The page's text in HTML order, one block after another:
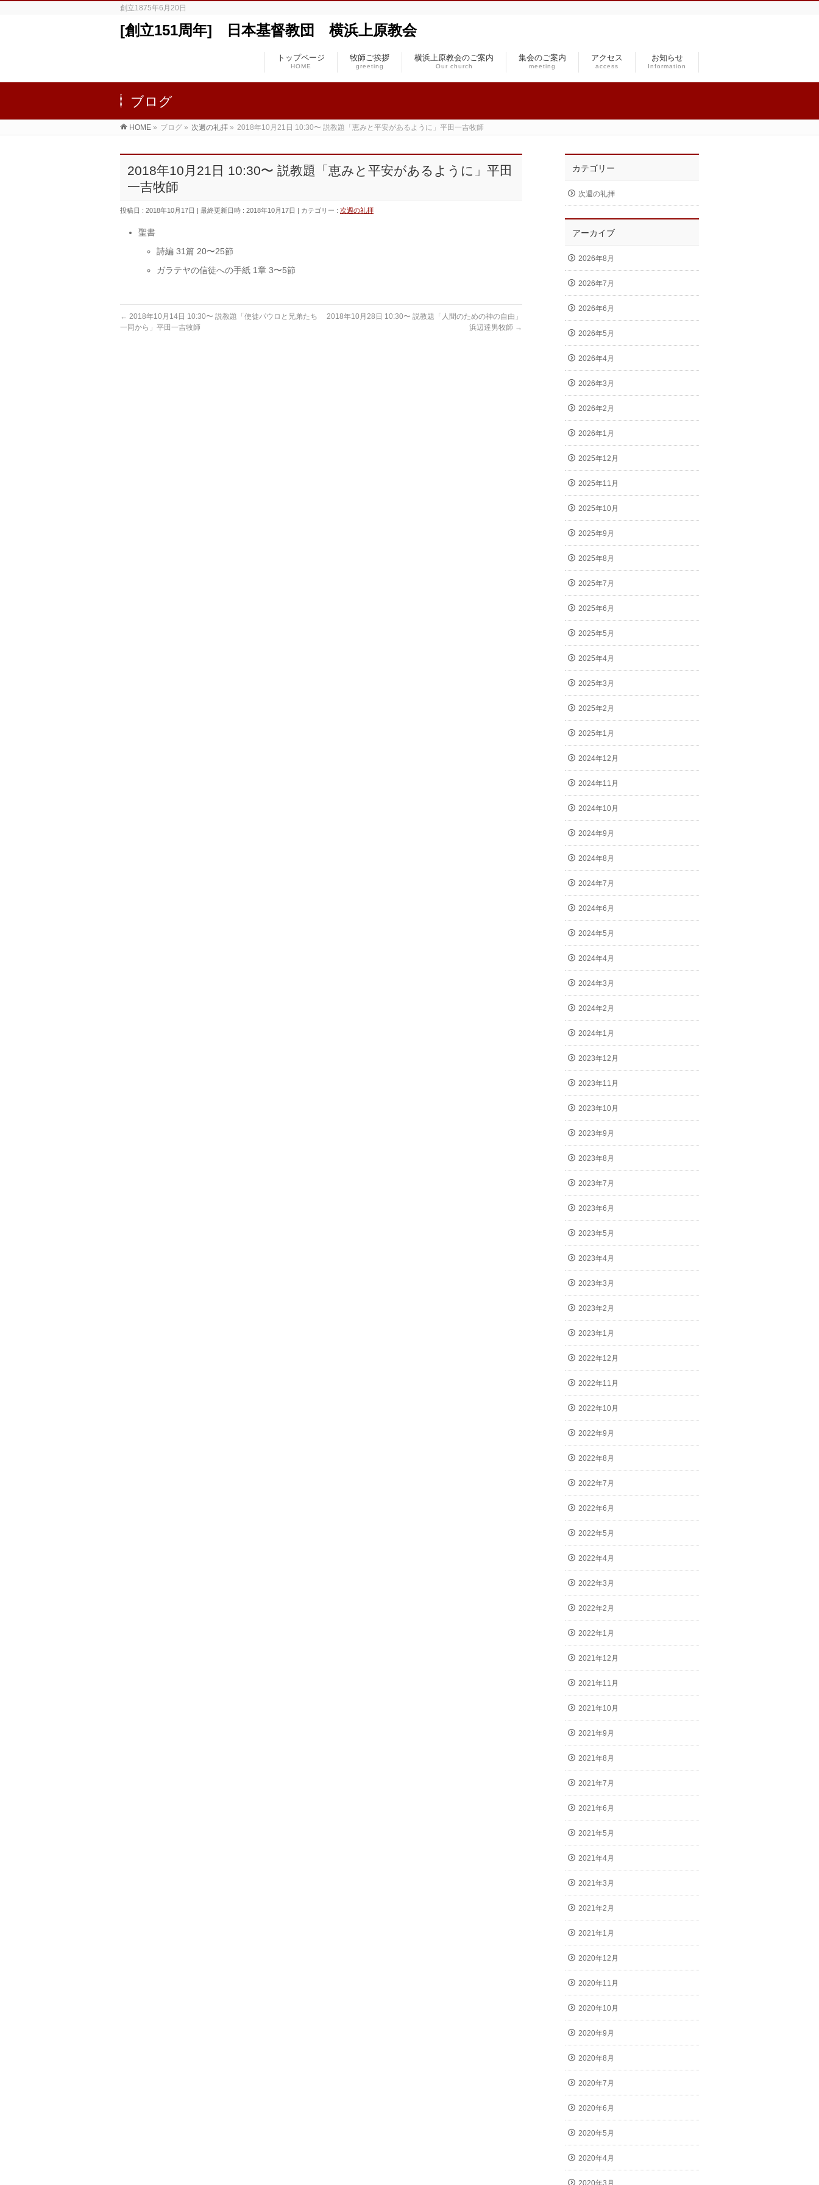
創立1875年6月20日
[創立151周年] 日本基督教団 横浜上原教会
トップページ
HOME
牧師ご挨拶
greeting
横浜上原教会のご案内
Our church
集会のご案内
meeting
アクセス
access
お知らせ
Information
ブログ
HOME » ブログ » 次週の礼拝 » 2018年10月21日 10:30〜 説教題「恵みと平安があるように」平田一吉牧師
2018年10月21日 10:30〜 説教題「恵みと平安があるように」平田
一吉牧師
投稿日 : 2018年10月17日 最終更新日時 : 2018年10月17日 カテゴリー : 次週の礼拝
聖書
詩編 31篇 20〜25節
ガラテヤの信徒への手紙 1章 3〜5節
← 2018年10月14日 10:30〜 説教題「使徒パウロと兄弟たち
一同から」平田一吉牧師
2018年10月28日 10:30〜 説教題「人間のための神の自由」
浜辺達男牧師 →
カテゴリー
次週の礼拝
アーカイブ
2026年8月
2026年7月
2026年6月
2026年5月
2026年4月
2026年3月
2026年2月
2026年1月
2025年12月
2025年11月
2025年10月
2025年9月
2025年8月
2025年7月
2025年6月
2025年5月
2025年4月
2025年3月
2025年2月
2025年1月
2024年12月
2024年11月
2024年10月
2024年9月
2024年8月
2024年7月
2024年6月
2024年5月
2024年4月
2024年3月
2024年2月
2024年1月
2023年12月
2023年11月
2023年10月
2023年9月
2023年8月
2023年7月
2023年6月
2023年5月
2023年4月
2023年3月
2023年2月
2023年1月
2022年12月
2022年11月
2022年10月
2022年9月
2022年8月
2022年7月
2022年6月
2022年5月
2022年4月
2022年3月
2022年2月
2022年1月
2021年12月
2021年11月
2021年10月
2021年9月
2021年8月
2021年7月
2021年6月
2021年5月
2021年4月
2021年3月
2021年2月
2021年1月
2020年12月
2020年11月
2020年10月
2020年9月
2020年8月
2020年7月
2020年6月
2020年5月
2020年4月
2020年3月